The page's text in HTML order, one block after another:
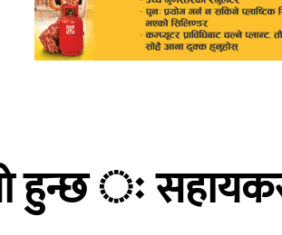
हुन्छ ः